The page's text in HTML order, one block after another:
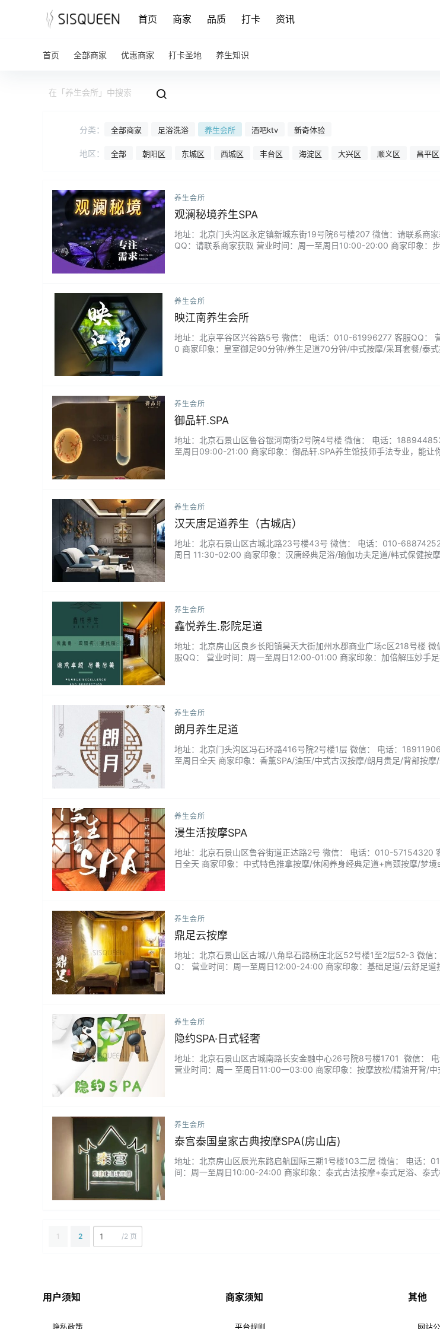
首页 商家 品质 打卡 资讯
首页 全部商家 优惠商家 打卡圣地 养生知识
分类： 全部商家 足浴洗浴 养生会所 酒吧ktv 新奇体验
地区： 全部 朝阳区 东城区 西城区 丰台区 海淀区 大兴区 顺义区 昌平区
养生会所
观澜秘境养生SPA
地址：北京门头沟区永定镇新城东街19号院6号楼207 微信：请联系商
QQ：请联系商家获取 营业时间：周一至周日10:00-20:00 商家印象：
养生会所
映江南养生会所
地址：北京平谷区兴谷路5号 微信： 电话：010-61996277 客服QQ：
0 商家印象：皇室御足90分钟/养生足道70分钟/中式按摩/采耳套餐/泰
养生会所
御品轩.SPA
地址：北京石景山区鲁谷银河南街2号院4号楼 微信： 电话：
至周日09:00-21:00 商家印象：御品轩.SPA养生馆技师手法专业，能让
养生会所
汉天唐足道养生（古城店）
地址：北京石景山区古城北路23号楼43号 微信： 电话：010-
周日 11:30-02:00 商家印象：汉唐经典足浴/瑜伽功夫足道/韩式保健按
养生会所
鑫悦养生.影院足道
地址：北京房山区良乡长阳镇昊天大街加州水郡商业广场c区218号楼
服QQ： 营业时间：周一至周日12:00-01:00 商家印象：加倍解压妙手
养生会所
朗月养生足道
地址：北京门头沟区冯石环路416号院2号楼1层 微信： 电话：
至周日全天 商家印象：香薰SPA/油压/中式古汉按摩/朗月贵足/背部按摩
养生会所
漫生活按摩SPA
地址：北京石景山区鲁谷街道正达路2号 微信： 电话：010-57154320
日全天 商家印象：中式特色推拿按摩/休闲养身经典足道+肩颈按摩/梦境
养生会所
鼎足云按摩
地址：北京石景山区古城/八角阜石路杨庄北区52号楼1至2层52-3 微信
Q： 营业时间：周一至周日12:00-24:00 商家印象：基础足道/云舒足道
养生会所
隐约SPA·日式轻奢
地址：北京石景山区古城南路长安金融中心26号院8号楼1701 微信：
营业时间：周一 至周日11:00一03:00 商家印象：按摩放松/精油开背/中
养生会所
泰宫泰国皇家古典按摩SPA(房山店)
地址：北京房山区辰光东路启航国际三期1号楼103二层 微信： 电话：
间：周一至周日10:00-24:00 商家印象：泰式古法按摩+泰式足浴、泰式
1 2 /2 页
用户须知
隐私政策
商家须知
平台规则
其他
网站